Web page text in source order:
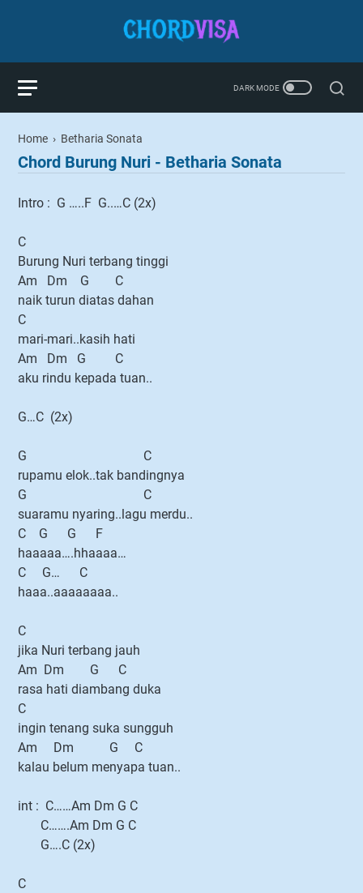
Home › Betharia Sonata
Chord Burung Nuri - Betharia Sonata
Intro : G …..F G..…C (2x)
C
Burung Nuri terbang tinggi
Am Dm G C
naik turun diatas dahan
C
mari-mari..kasih hati
Am Dm G C
aku rindu kepada tuan..
G…C (2x)
G C
rupamu elok..tak bandingnya
G C
suaramu nyaring..lagu merdu..
C G G F
haaaaa….hhaaaa…
C G… C
haaa..aaaaaaaa..
C
jika Nuri terbang jauh
Am Dm G C
rasa hati diambang duka
C
ingin tenang suka sungguh
Am Dm G C
kalau belum menyapa tuan..
int : C……Am Dm G C
C…….Am Dm G C
G….C (2x)
C